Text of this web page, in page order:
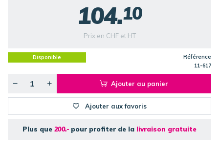
104.10
Prix en CHF et HT
Disponible
Référence
11-617
Ajouter au panier
Ajouter aux favoris
Plus que 200.- pour profiter de la livraison gratuite